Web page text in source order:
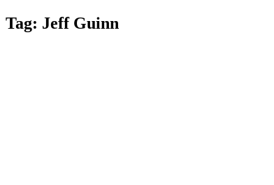
Tag: Jeff Guinn